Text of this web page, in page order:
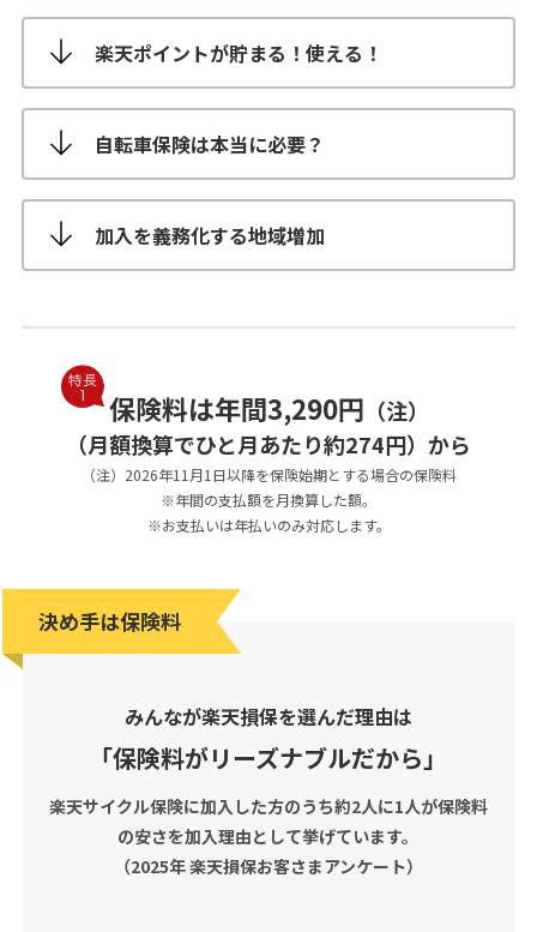
楽天ポイントが貯まる！使える！
自転車保険は本当に必要？
加入を義務化する地域増加
保険料は年間3,290円 （注）
（月額換算でひと月あたり約274円）から
（注）2026年11月1日以降を保険始期とする場合の保険料
※年間の支払額を月換算した額。
※お支払いは年払いのみ対応します。
決め手は保険料
みんなが楽天損保を選んだ理由は
「保険料がリーズナブルだから」
楽天サイクル保険に加入した方のうち約2人に1人が保険料
の安さを加入理由として挙げています。
（2025年 楽天損保お客さまアンケート）